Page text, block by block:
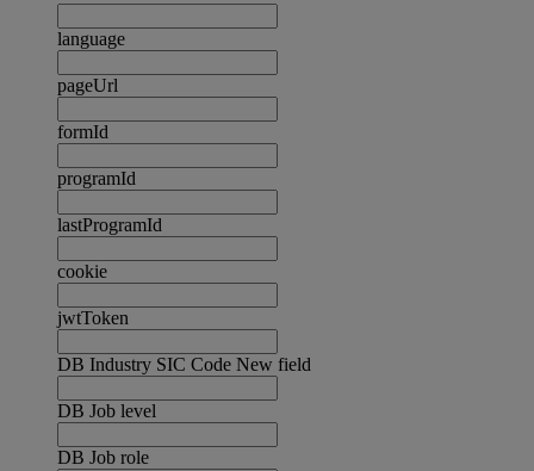
language
pageUrl
formId
programId
lastProgramId
cookie
jwtToken
DB Industry SIC Code New field
DB Job level
DB Job role